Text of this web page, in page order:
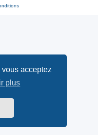
acceptez
plus